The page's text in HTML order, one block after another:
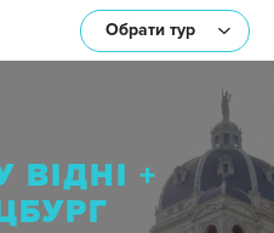
Обрати тур
параметрів:
ВІДНІ +